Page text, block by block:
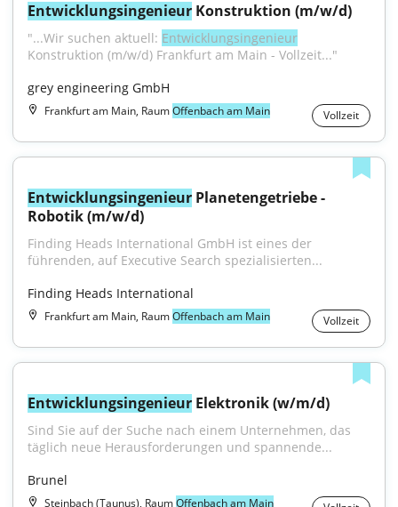
Entwicklungsingenieur Konstruktion (m/w/d)
"...Wir suchen aktuell: Entwicklungsingenieur
Konstruktion (m/w/d) Frankfurt am Main - Vollzeit..."
grey engineering GmbH
Frankfurt am Main, RaumOffenbach am Main Vollzeit
Entwicklungsingenieur Planetengetriebe -
Robotik (m/w/d)
Finding Heads International GmbH ist eines der
führenden, auf Executive Search spezialisierten...
Finding Heads International
Frankfurt am Main, RaumOffenbach am Main Vollzeit
Entwicklungsingenieur Elektronik (w/m/d)
Sind Sie auf der Suche nach einem Unternehmen, das
täglich neue Herausforderungen und spannende...
Brunel
Steinbach (Taunus), RaumOffenbach am Main